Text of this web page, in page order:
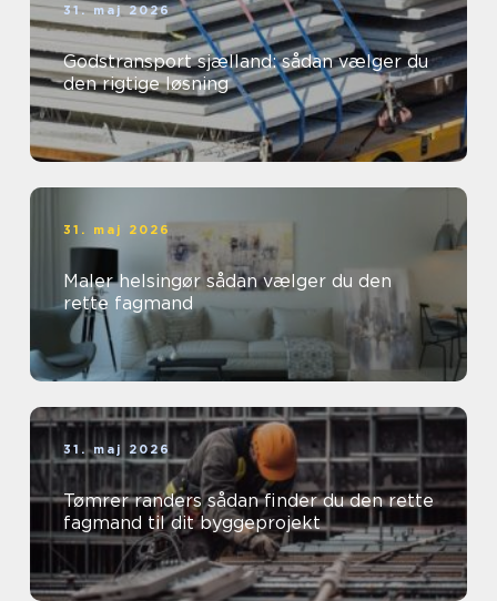
31. maj 2026
Godstransport sjælland: sådan vælger du
den rigtige løsning
31. maj 2026
Maler helsingør sådan vælger du den
rette fagmand
31. maj 2026
Tømrer randers sådan finder du den rette
fagmand til dit byggeprojekt